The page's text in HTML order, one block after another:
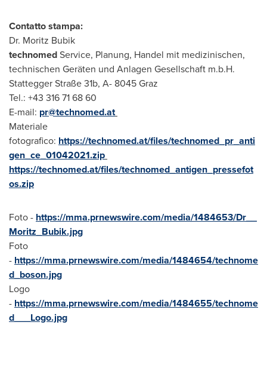
Contatto stampa:
Dr. Moritz Bubik
technomedService, Planung, Handel mit medizinischen,
technischen Geräten und Anlagen Gesellschaft m.b.H.
Stattegger Straße31b, A- 8045 Graz
Tel.: +43 316 71 68 60
E-mail: pr@technomed.at
Materiale
fotografico: https://technomed.at/files/technomed_pr_anti
gen_ce_01042021.zip
https://technomed.at/files/technomed_antigen_pressefot
os.zip
Foto - https://mma.prnewswire.com/media/1484653/Dr__
Moritz_Bubik.jpg
Foto
- https://mma.prnewswire.com/media/1484654/technome
d_boson.jpg
Logo
- https://mma.prnewswire.com/media/1484655/technome
d___Logo.jpg